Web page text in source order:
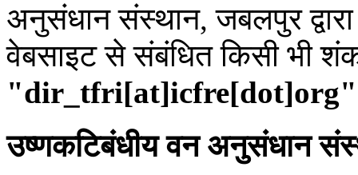
अनुसंधान संस्थान, जबलपुर
वेबसाइट से संबंधित किसी भी
"dir_tfri[at]icfre[dot]org"
उष्णकटिबंधीय वन अनुसंधान